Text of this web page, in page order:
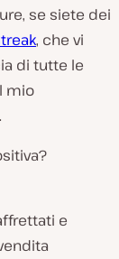
se siete dei
, che vi
di tutte le
mio
e